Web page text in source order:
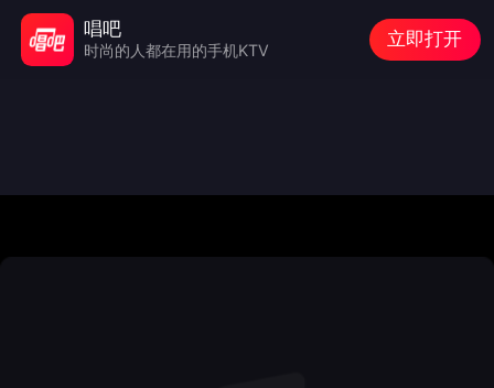
唱吧
时尚的人都在用的手机KTV
立即打开